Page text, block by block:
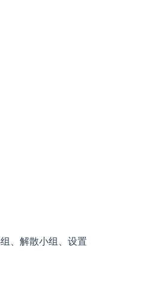
、解散小组、设置